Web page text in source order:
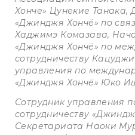
Хонче» Цунекие Танака,
«Джинджя Хончё» по
Хаджимэ Комазава,
«Джинджя Хончё» по
сотрудничеству
управления по
«Джинджя Хончё» Юко
Сотрудник управления
сотрудничеству
Секретариата Наоки